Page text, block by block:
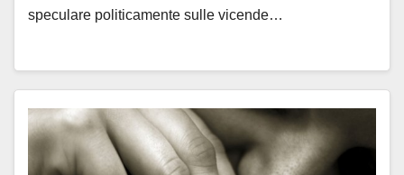
speculare politicamente sulle vicende…